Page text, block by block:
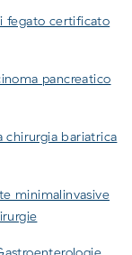
fegato certificato
pancreatico
bariatrica
minimalinvasive